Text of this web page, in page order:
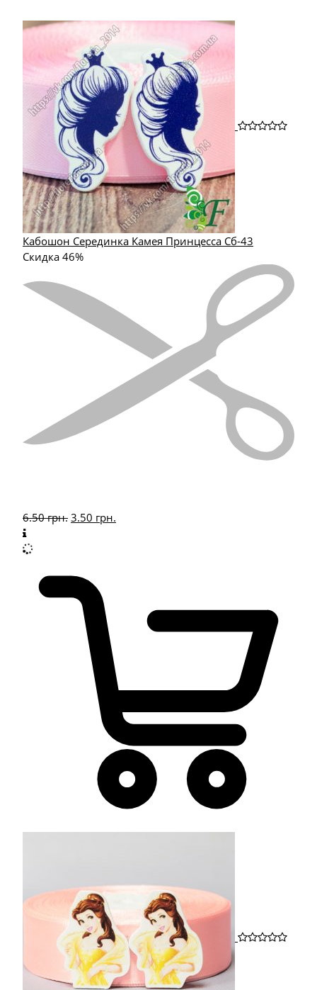
Кабошон Серединка Камея Принцесса Сб-43
Скидка 46%
6.50грн. 3.50 грн.